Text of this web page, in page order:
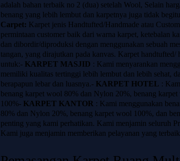
adalah bahan terbaik no 2 (dua) setelah Wool, Selain
benang yang lebih lembut dan karpetnya juga tidak
Carpet: Karpet jenis Handtufted/Handmade atau
permintaan customer baik dari warna karpet, ketebalan
dan dibordir/diproduksi dengan menggunakan sebuah
tangan, yang dirajutkan pada kanvas. Karpet handtufted/
untuk:- KARPET MASJID : Kami menyarankan
memiliki kualitas tertinggi lebih lembut dan lebih sehat,
berapapun lebar dan luasnya.- KARPET HOTEL :
benang karpet wool 80% dan Nylon 20%, benang
100%- KARPET KANTOR : Kami menggunakan
80% dan Nylon 20%, benang karpet wool 100%, dan
penting yang kami perhatikan. Kami menjamin seluruh
Kami juga menjamin memberikan pelayanan yang